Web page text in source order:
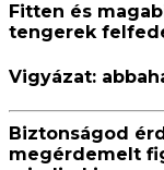
Fitten és
tengerek
Vigyázat:
Biztonságod
megérdemelt